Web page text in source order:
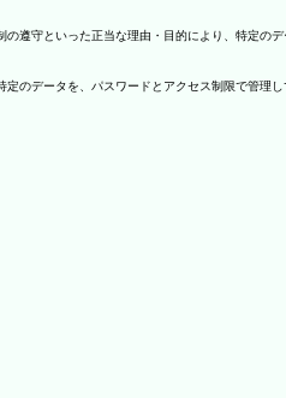
守といった正当な理由・目的により、特定
データを、パスワードとアクセス制限で管理